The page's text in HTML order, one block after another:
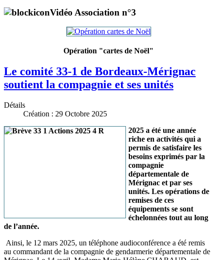
Vidéo Association n°3
Opération "cartes de Noël"
Le comité 33-1 de Bordeaux-Mérignac
soutient la compagnie et ses unités
Détails
Création : 29 Octobre 2025
2025 a été une année
riche en activités qui a
permis de satisfaire les
besoins exprimés par la
compagnie
départementale de
Mérignac et par ses
unités. Les opérations de
remises de ces
équipements se sont
échelonnées tout au long
de l’année.
Ainsi, le 12 mars 2025, un téléphone audioconférence a été remis
au commandant de la compagnie de gendarmerie départementale de